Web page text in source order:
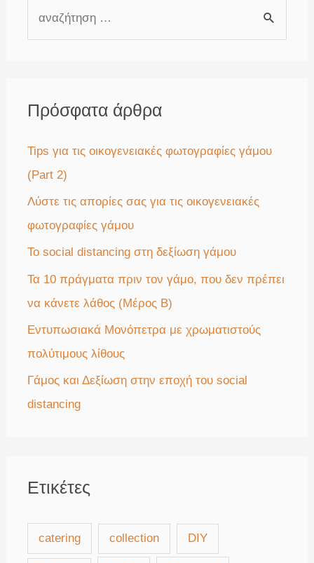
ή
η
σ
η
γ
ι
Πρόσφατα άρθρα
Tips για τις οικογενειακές φωτογραφίες γάμου
(Part 2)
Λύστε τις απορίες σας για τις οικογενειακές
φωτογραφίες γάμου
Το social distancing στη δεξίωση γάμου
Τα 10 πράγματα πριν τον γάμο, που δεν πρέπει
να κάνετε λάθος (Μέρος Β)
Εντυπωσιακά Μονόπετρα με χρωματιστούς
πολύτιμους λίθους
Γάμος και Δεξίωση στην εποχή του social
distancing
Ετικέτες
catering collection DIY